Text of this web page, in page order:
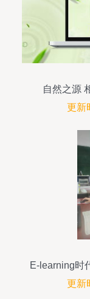
自然之源
更新
E-learning时
更新